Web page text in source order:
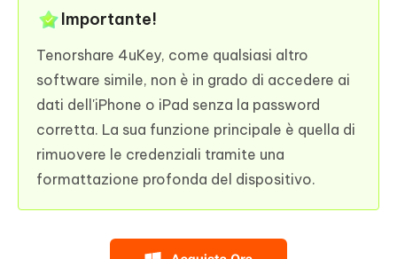
Importante!
Tenorshare 4uKey, come qualsiasi altro
software simile, non è in grado di accedere ai
dati dell'iPhone o iPad senza la password
corretta. La sua funzione principale è quella di
rimuovere le credenziali tramite una
formattazione profonda del dispositivo.